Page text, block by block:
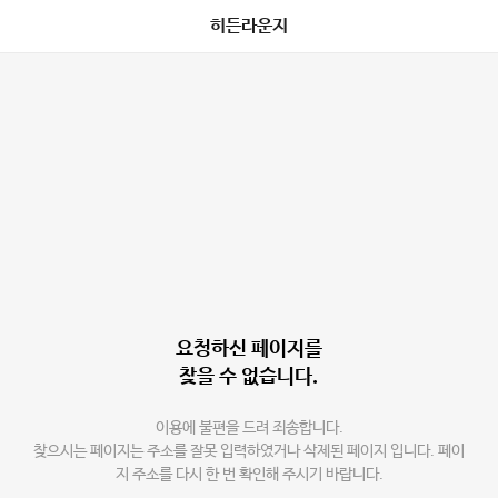
히든라운지
요청하신 페이지를
찾을 수 없습니다.
이용에 불편을 드려 죄송합니다.
찾으시는 페이지는 주소를 잘못 입력하였거나 삭제된 페이지 입니다. 페이
지 주소를 다시 한 번 확인해 주시기 바랍니다.